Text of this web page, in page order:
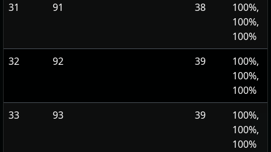
31
91 38
100%,
100%,
100%
32
92 39
100%,
100%,
100%
33
93 39
100%,
100%,
100%